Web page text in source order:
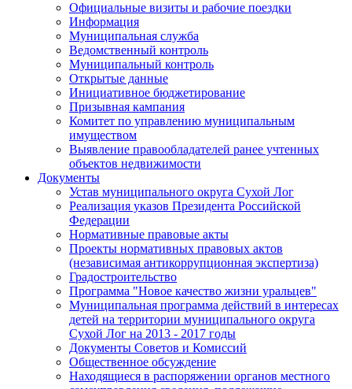
Официальные визиты и рабочие поездки
Информация
Муниципальная служба
Ведомственный контроль
Муниципальный контроль
Открытые данные
Инициативное бюджетирование
Призывная кампания
Комитет по управлению муниципальным
имуществом
Выявление правообладателей ранее учтенных
объектов недвижимости
Документы
Устав муниципального округа Сухой Лог
Реализация указов Президента Российской
Федерации
Нормативные правовые акты
Проекты нормативных правовых актов
(независимая антикоррупционная экспертиза)
Градостроительство
Программа "Новое качество жизни уральцев"
Муниципальная программа действий в интересах
детей на территории муниципального округа
Сухой Лог на 2013 - 2017 годы
Документы Советов и Комиссий
Общественное обсуждение
Находящиеся в распоряжении органов местного